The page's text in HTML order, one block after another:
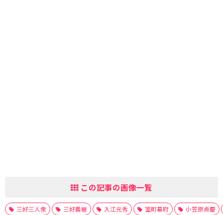
この記事の画像一覧
三好三人衆 三好義継 入江元秀 室町幕府 小笠原貞慶